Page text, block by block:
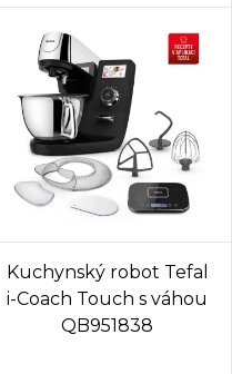
Kuchynský robot Tefal
i-Coach Touch s váhou
QB951838